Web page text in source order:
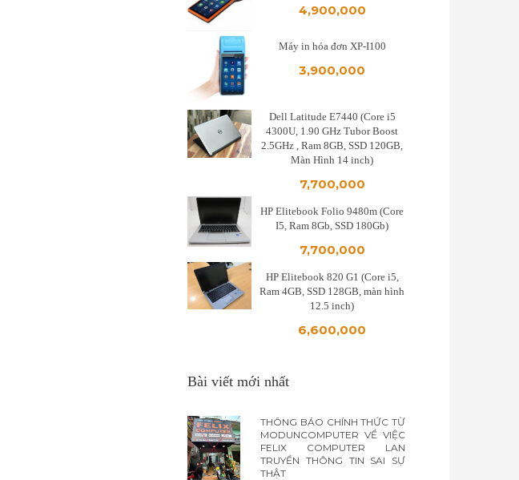
4,900,000
Máy in hóa đơn XP-I100
3,900,000
Dell Latitude E7440 (Core i5
4300U, 1.90 GHz Tubor Boost
2.5GHz , Ram 8GB, SSD 120GB,
Màn Hình 14 inch)
7,700,000
HP Elitebook Folio 9480m (Core
I5, Ram 8Gb, SSD 180Gb)
7,700,000
HP Elitebook 820 G1 (Core i5,
Ram 4GB, SSD 128GB, màn hình
12.5 inch)
6,600,000
Bài viết mới nhất
THÔNG BÁO CHÍNH THỨC TỪ
MODUNCOMPUTER VỀ VIỆC
FELIX COMPUTER LAN
TRUYỀN THÔNG TIN SAI SỰ
THẬT